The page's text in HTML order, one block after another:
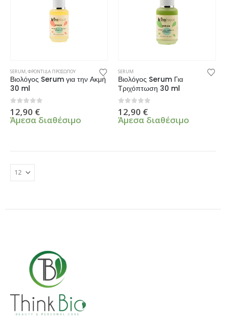
SERUM,ΦΡΟΝΤΙΔΑ ΠΡΟΣΩΠΟΥ
Βιολόγος Serum για την Ακμή
30 ml
0 από 5
12,90 €
Άμεσα διαθέσιμο
SERUM
Βιολόγος Serum Για
Τριχόπτωση 30 ml
0 από 5
12,90 €
Άμεσα διαθέσιμο